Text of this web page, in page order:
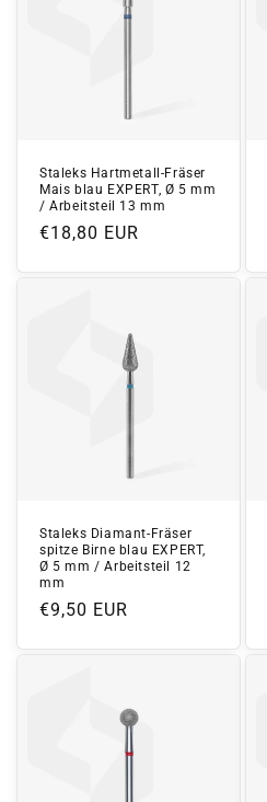
Staleks Hartmetall-Fräser
Mais blau EXPERT, Ø 5 mm
/ Arbeitsteil 13 mm
Normaler
€18,80 EUR
Staleks Diamant-Fräser
spitze Birne blau EXPERT,
Ø 5 mm / Arbeitsteil 12
mm
Normaler
€9,50 EUR